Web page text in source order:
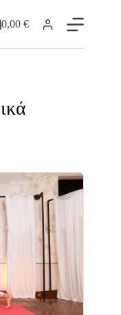
0,00€